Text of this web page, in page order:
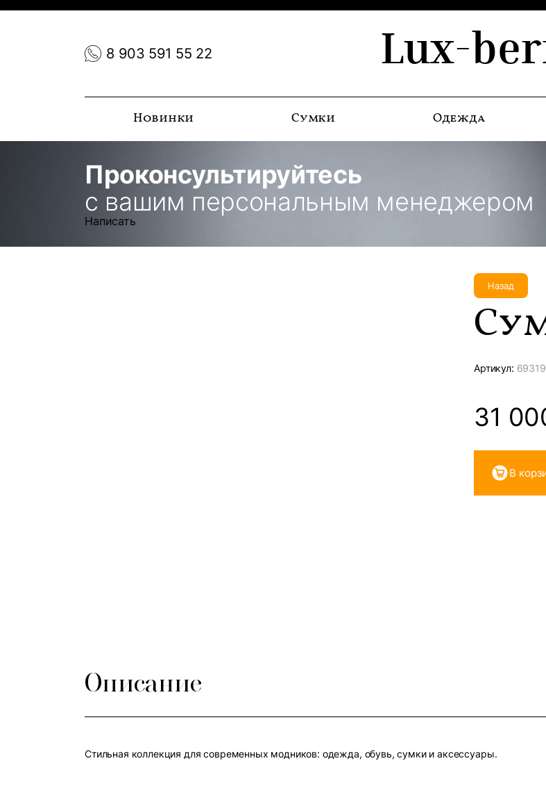
8 903 591 55 22 Lux-
Новинки Сумки Одежда
Проконсультируйтесь
с вашим персональным менеджером
Написать
Назад
Артикул:
31
В
Описание
Стильная коллекция для современных модников: одежда, обувь, сумки и аксессуары.